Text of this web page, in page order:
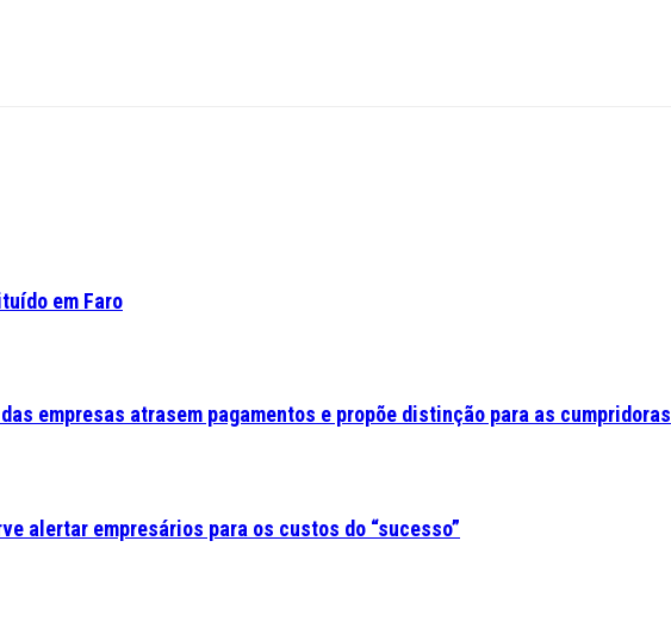
em Faro
empresas atrasem pagamentos e propõe distinção para as cumpridoras
alertar empresários para os custos do “sucesso”